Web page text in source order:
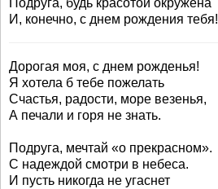
Подруга, будь красотой окружена
И, конечно, с днем рождения тебя!
Дорогая моя, с днем рожденья!
Я хотела б тебе пожелать
Счастья, радости, море везенья,
А печали и горя не знать.
Подруга, мечтай «о прекрасном».
С надеждой смотри в небеса.
И пусть никогда не угаснет